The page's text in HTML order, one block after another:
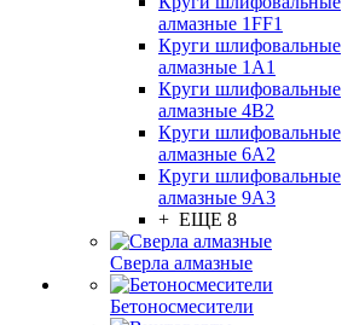
алмазные 1FF1
Круги шлифовальные
алмазные 1А1
Круги шлифовальные
алмазные 4В2
Круги шлифовальные
алмазные 6A2
Круги шлифовальные
алмазные 9А3
+ ЕЩЕ 8
Сверла алмазные
Бетоносмесители